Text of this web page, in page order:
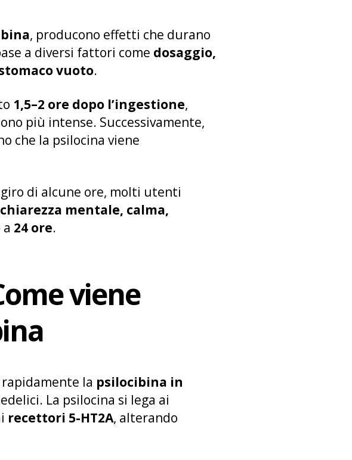
, producono effetti che durano
a diversi fattori come dosaggio,
vuoto.
1,5–2 ore dopo l’ingestione,
più intense. Successivamente,
che la psilocina viene
di alcune ore, molti utenti
chiarezza mentale, calma,
24 ore.
viene
la psilocibina in
La psilocina si lega ai
recettori 5-HT2A, alterando